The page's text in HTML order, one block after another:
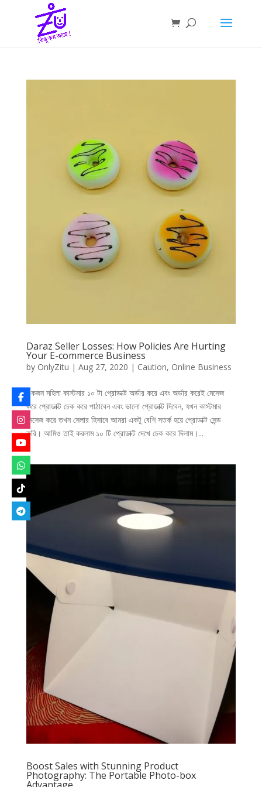
Daraz Seller Losses: How Policies Are Hurting
Your E-commerce Business
by OnlyZitu | Aug 27, 2020 | Caution, Online Business
একজন মহিলা কাস্টমার ১০ টা প্রোডাক্ট অর্ডার করে এবং অর্ডার করেই মেসেজ
করে প্রোডাক্ট চেক করে পাঠাবেন এবং ভালো প্রোডাক্ট দিবেন, যখন কাস্টমার
মেসেজ করে তখন সেলার হিসাবে আমরা একটু বেশি সতর্ক হয়ে প্রোডাক্ট সেন্ড
করি। আমিও তাই করলাম ১০ টি প্রোডাক্ট দেখে চেক করে দিলাম।...
Boost Sales with Stunning Product
Photography: The Portable Photo-box